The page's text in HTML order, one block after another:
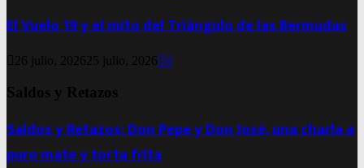
El Vuelo 19 y el mito del Triángulo de las Bermudas
26 julio, 2026 25 julio, 2026 0
Saldos y Retazos
Saldos y Retazos: Don Pepe y Don José, una charla a
puro mate y torta frita